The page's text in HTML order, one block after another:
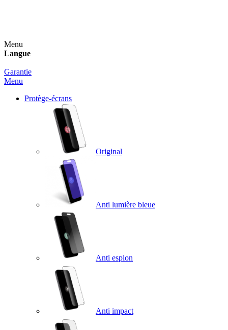
Menu
Langue
Garantie
Menu
Protège-écrans
Original
Anti lumière bleue
Anti espion
Anti impact